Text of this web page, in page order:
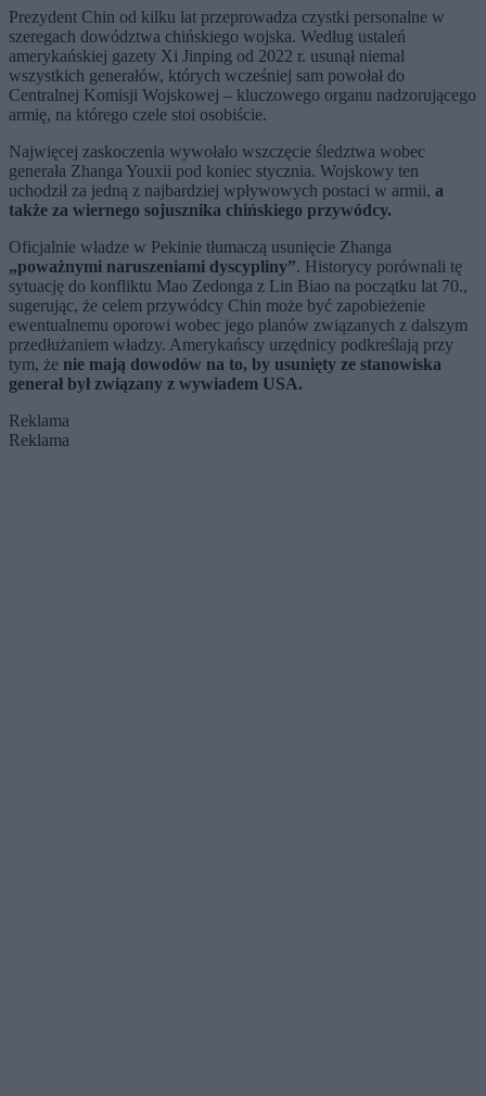
Prezydent Chin od kilku lat przeprowadza czystki personalne w
szeregach dowództwa chińskiego wojska. Według ustaleń
amerykańskiej gazety Xi Jinping od 2022 r. usunął niemal
wszystkich generałów, których wcześniej sam powołał do
Centralnej Komisji Wojskowej – kluczowego organu nadzorującego
armię, na którego czele stoi osobiście.
Najwięcej zaskoczenia wywołało wszczęcie śledztwa wobec
generała Zhanga Youxii pod koniec stycznia. Wojskowy ten
uchodził za jedną z najbardziej wpływowych postaci w armii, a
także za wiernego sojusznika chińskiego przywódcy.
Oficjalnie władze w Pekinie tłumaczą usunięcie Zhanga
„poważnymi naruszeniami dyscypliny”. Historycy porównali tę
sytuację do konfliktu Mao Zedonga z Lin Biao na początku lat 70.,
sugerując, że celem przywódcy Chin może być zapobieżenie
ewentualnemu oporowi wobec jego planów związanych z dalszym
przedłużaniem władzy. Amerykańscy urzędnicy podkreślają przy
tym, że nie mają dowodów na to, by usunięty ze stanowiska
generał był związany z wywiadem USA.
Reklama
Reklama